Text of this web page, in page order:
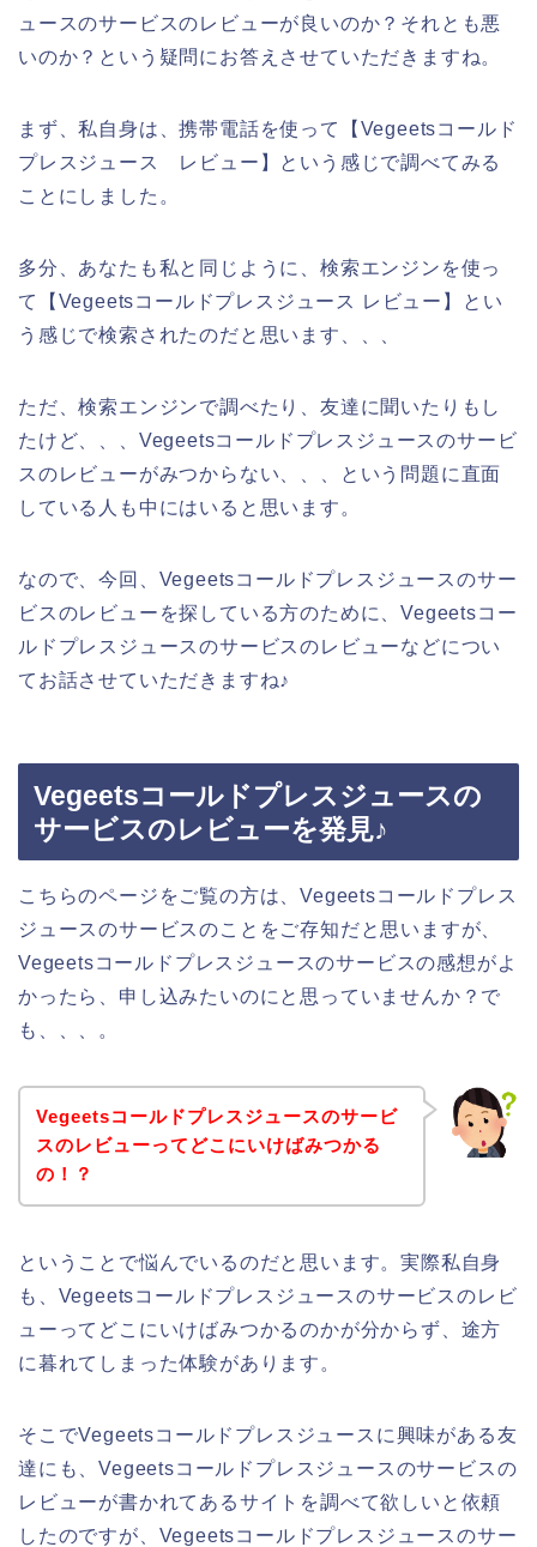
ュースのサービスのレビューが良いのか？それとも悪
いのか？という疑問にお答えさせていただきますね。
まず、私自身は、携帯電話を使って【Vegeetsコールド
プレスジュース レビュー】という感じで調べてみる
ことにしました。
多分、あなたも私と同じように、検索エンジンを使っ
て【Vegeetsコールドプレスジュース レビュー】とい
う感じで検索されたのだと思います、、、
ただ、検索エンジンで調べたり、友達に聞いたりもし
たけど、、、Vegeetsコールドプレスジュースのサービ
スのレビューがみつからない、、、という問題に直面
している人も中にはいると思います。
なので、今回、Vegeetsコールドプレスジュースのサー
ビスのレビューを探している方のために、Vegeetsコー
ルドプレスジュースのサービスのレビューなどについ
てお話させていただきますね♪
Vegeetsコールドプレスジュースの
サービスのレビューを発見♪
こちらのページをご覧の方は、Vegeetsコールドプレス
ジュースのサービスのことをご存知だと思いますが、
Vegeetsコールドプレスジュースのサービスの感想がよ
かったら、申し込みたいのにと思っていませんか？で
も、、、。
Vegeetsコールドプレスジュースのサービ
スのレビューってどこにいけばみつかる
の！？
ということで悩んでいるのだと思います。実際私自身
も、Vegeetsコールドプレスジュースのサービスのレビ
ューってどこにいけばみつかるのかが分からず、途方
に暮れてしまった体験があります。
そこでVegeetsコールドプレスジュースに興味がある友
達にも、Vegeetsコールドプレスジュースのサービスの
レビューが書かれてあるサイトを調べて欲しいと依頼
したのですが、Vegeetsコールドプレスジュースのサー